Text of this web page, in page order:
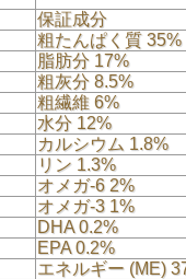
保証成分
粗たんぱく質 35%
脂肪分 17%
粗灰分 8.5%
粗繊維 6%
水分 12%
カルシウム 1.8%
リン 1.3%
オメガ-6 2%
オメガ-3 1%
DHA 0.2%
EPA 0.2%
エネルギー (ME)